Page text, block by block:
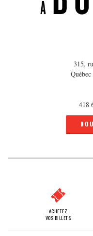
315,
418
ACHETEZ
VOS BILLETS